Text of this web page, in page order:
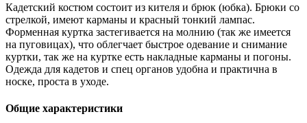
Кадетский костюм состоит из кителя и брюк (юбка). Брюки со
стрелкой, имеют карманы и красный тонкий лампас.
Форменная куртка застегивается на молнию (так же имеется
на пуговицах), что облегчает быстрое одевание и снимание
куртки, так же на куртке есть накладные карманы и погоны.
Одежда для кадетов и спец органов удобна и практична в
носке, проста в уходе.
Общие характеристики